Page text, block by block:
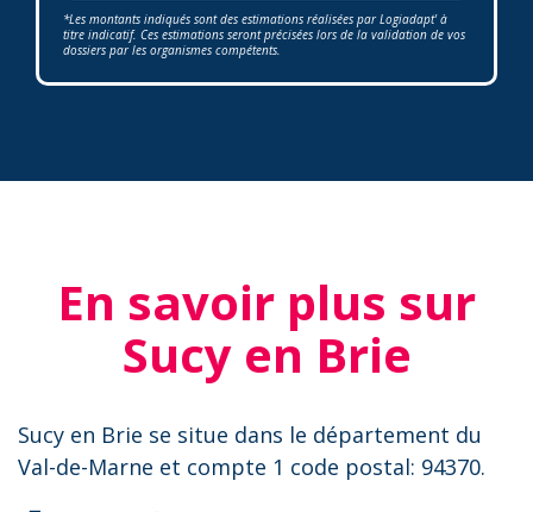
*Les montants indiqués sont des estimations réalisées par Logiadapt' à
titre indicatif. Ces estimations seront précisées lors de la validation de vos
dossiers par les organismes compétents.
En savoir plus sur
Sucy en Brie
Sucy en Brie se situe dans le département du
Val-de-Marne et compte 1 code postal: 94370.